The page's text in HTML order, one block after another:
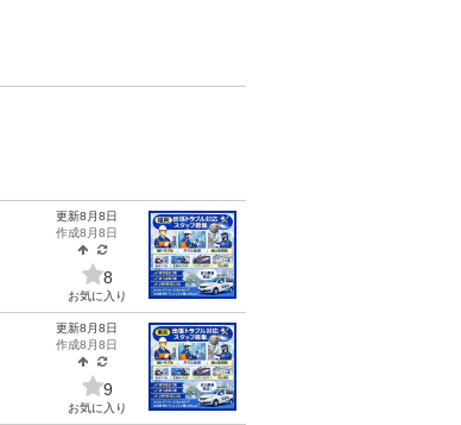
更新8月8日
作成8月8日
8
お気に入り
更新8月8日
作成8月8日
9
お気に入り